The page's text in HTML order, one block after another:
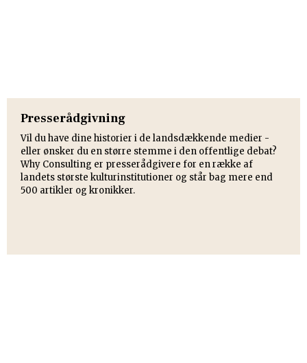
Presserådgivning
​Vil du have dine historier i de landsdækkende medier -
eller ønsker du en større stemme i den offentlige debat?
Why Consulting er presserådgivere for en række af
landets største kulturinstitutioner og står bag mere end
500 artikler og kronikker.